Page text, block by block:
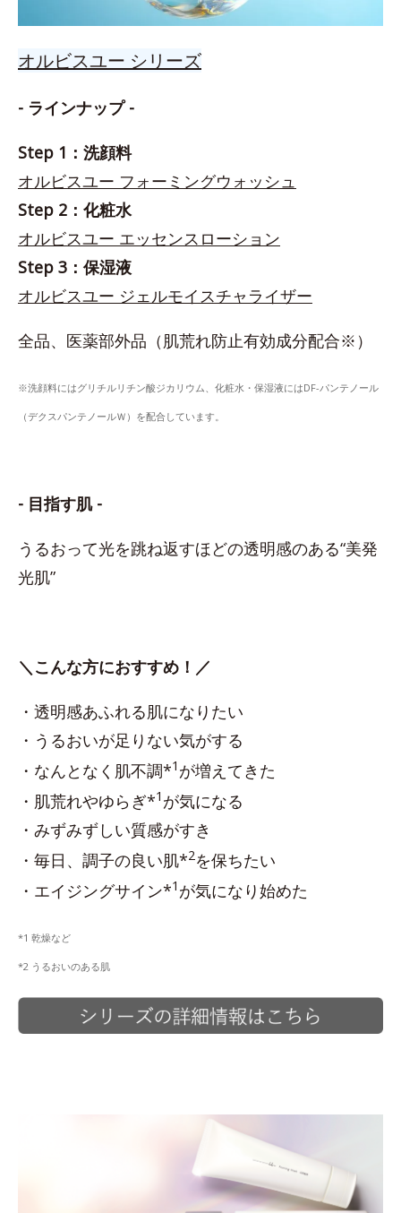
オルビスユー シリーズ
- ラインナップ -
Step 1：洗顔料
オルビスユー フォーミングウォッシュ
Step 2：化粧水
オルビスユー エッセンスローション
Step 3：保湿液
オルビスユー ジェルモイスチャライザー
全品、医薬部外品（肌荒れ防止有効成分配合※）
※洗顔料にはグリチルリチン酸ジカリウム、化粧水・保湿液にはDF-パンテノール
（デクスパンテノールＷ）を配合しています。
- 目指す肌 -
うるおって光を跳ね返すほどの透明感のある“美発
光肌”
＼こんな方におすすめ！／
・透明感あふれる肌になりたい
・うるおいが足りない気がする
・なんとなく肌不調*1 が増えてきた
・肌荒れやゆらぎ*1 が気になる
・みずみずしい質感がすき
・毎日、調子の良い肌*2を保ちたい
・エイジングサイン*1 が気になり始めた
*1 乾燥など
*2 うるおいのある肌